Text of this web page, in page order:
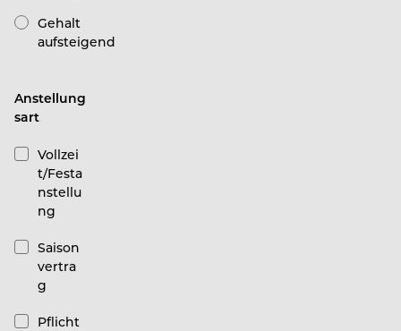
Gehalt
aufsteigend
Anstellung
sart
Vollzei
t/Festa
nstellu
ng
Saison
vertra
g
Pflicht